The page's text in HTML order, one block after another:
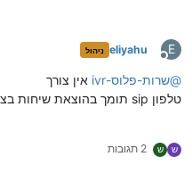
E
מנותק
eliyahu ניהול
@שרות-פלוס-ivr
אין צורך
טלפון sip תומך בהוצאת שיחות בצורה ישירה
ש ש 2 תגובות